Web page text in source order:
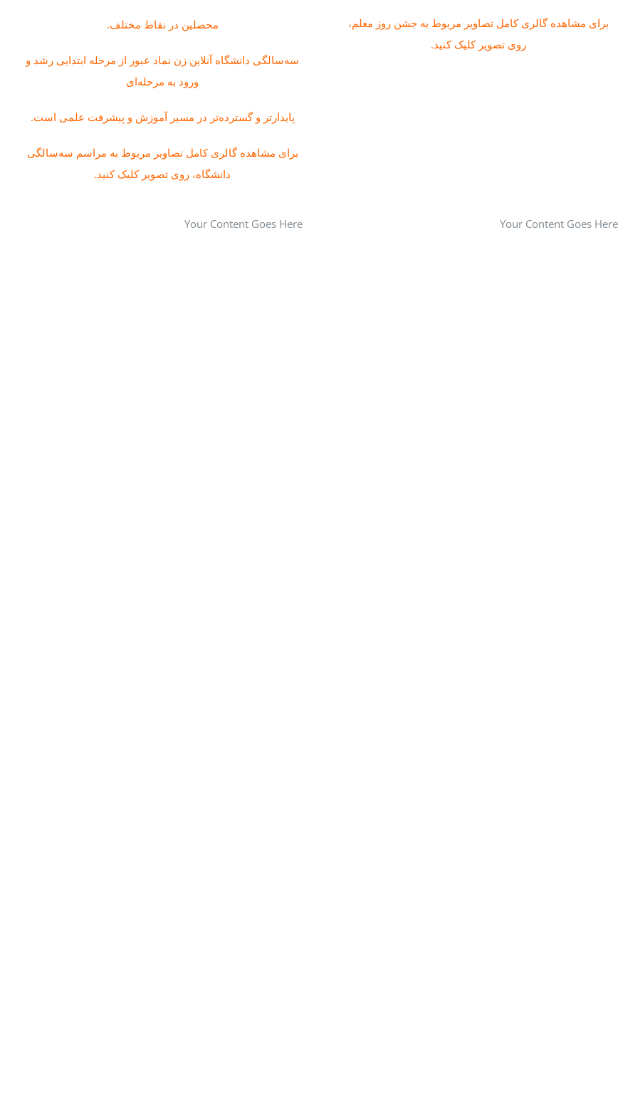
برای مشاهده گالری کامل تصاویر مربوط به جشن روز معلم،
روی تصویر کلیک کنید.
محصلین در نقاط مختلف.
سه‌سالگی دانشگاه آنلاین زن نماد عبور از مرحله ابتدایی رشد و
ورود به مرحله‌ای
پایدارتر و گسترده‌تر در مسیر آموزش و پیشرفت علمی است.
برای مشاهده گالری کامل تصاویر مربوط به مراسم سه‌سالگی
دانشگاه، روی تصویر کلیک کنید.
Your Content Goes Here
Your Content Goes Here